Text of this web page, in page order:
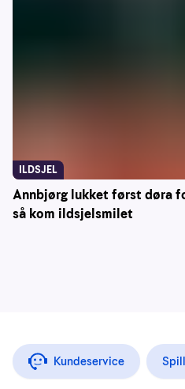
Annbjørg lukket først døra
så kom ildsjelsmilet
ILDSJEL
Kundeservice